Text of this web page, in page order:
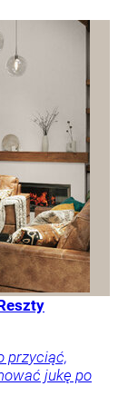
przyciąć,
jukę po